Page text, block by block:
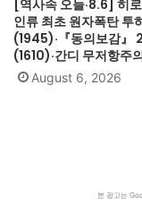
[역사속 오늘·8.6] 히
인류 최초 원자폭탄 투
(1945)·『동의보감』
(1610)·간디 무저항주
(1931)·대전엑스포 개
자메이카, 영국에서 독
August 6, 2026
본 광고는